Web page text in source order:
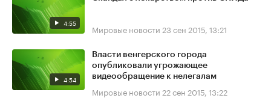
4:55 Мировые новости 23 сен 2015, 13:21
4:54
Власти венгерского города
опубликовали угрожающее
видеообращение к нелегалам
Мировые новости 22 сен 2015, 13:22